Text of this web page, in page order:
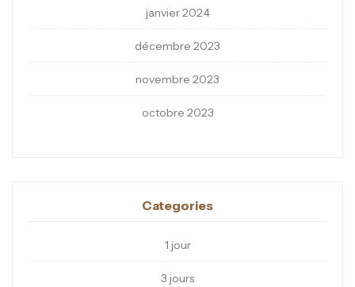
janvier 2024
décembre 2023
novembre 2023
octobre 2023
Categories
1 jour
3 jours